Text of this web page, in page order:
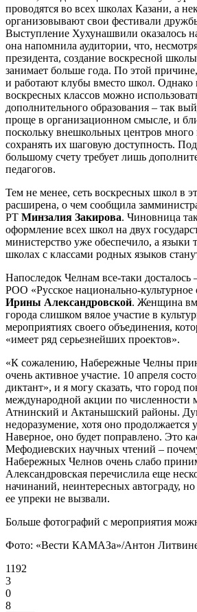
проводятся во всех школах Казани, а
организовывают свои фестивали
Выступление Хухунашвили оказалось
она напомнила аудитории, что,
президента, создание воскресной
занимает больше года. По этой
и работают клубы вместо школ. Однако
воскресных классов можно
дополнительного образования – так
проще в организационном смысле, и
поскольку внешкольных центров много
сохранять их шаговую доступность.
большому счету требует лишь
педагогов.
Тем не менее, сеть воскресных школ в
расширена, о чем сообщила
РТ Минзалия Закирова. Чиновница
оформление всех школ на двух
министерство уже обеспечило, а языки
школах с классами родных языков
Напоследок Челнам все-таки досталось
РОО «Русское национально-
Ирины Александровской. Женщина
города слишком вялое участие в
мероприятиях своего объединения,
«имеет ряд серьезнейших проектов».
«К сожалению, Набережные Челны
очень активное участие. 10 апреля
диктант», и я могу сказать, что город
международной акции по численности
Атнинский и Актанышский районы.
недоразумение, хотя оно продолжается
Наверное, оно будет поправлено. Это
Мефодиевских научных чтений –
Набережных Челнов очень слабо
Александровская перечислила еще
начинаний, неинтересных автограду,
ее упреки не вызвали.
Больше фотографий с мероприятия
Фото: «Вести КАМАЗа»/Антон
1192
3
0
8